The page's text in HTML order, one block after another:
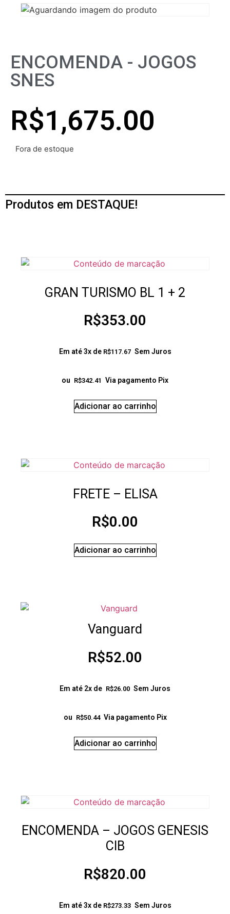
ENCOMENDA - JOGOS
SNES
R$1,675.00
Fora de estoque
Produtos em DESTAQUE!
GRAN TURISMO BL 1 + 2
R$353.00
Em até 3x de R$117.67 Sem Juros
ou R$342.41 Via pagamento Pix
Adicionar ao carrinho
FRETE – ELISA
R$0.00
Adicionar ao carrinho
Vanguard
R$52.00
Em até 2x de R$26.00 Sem Juros
ou R$50.44 Via pagamento Pix
Adicionar ao carrinho
ENCOMENDA – JOGOS GENESIS
CIB
R$820.00
Em até 3x de R$273.33 Sem Juros